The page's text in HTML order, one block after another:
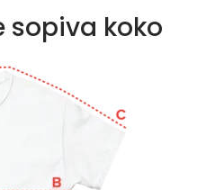
sopiva koko